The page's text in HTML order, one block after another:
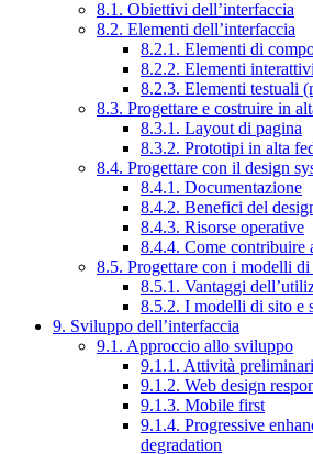
8.1. Obiettivi dell’interfaccia
8.2. Elementi dell’interfaccia
8.2.1. Elementi di
8.2.2. Elementi interattivi
8.2.3. Elementi testuali
8.3. Progettare e costruire in
8.3.1. Layout di pagina
8.3.2. Prototipi in alta
8.4. Progettare con il design
8.4.1. Documentazione
8.4.2. Benefici del
8.4.3. Risorse operative
8.4.4. Come contribuire
8.5. Progettare con i modelli
8.5.1. Vantaggi
8.5.2. I modelli di sito e
9. Sviluppo dell’interfaccia
9.1. Approccio allo sviluppo
9.1.1. Attività preliminari
9.1.2. Web design
9.1.3. Mobile first
9.1.4. Progressive
degradation